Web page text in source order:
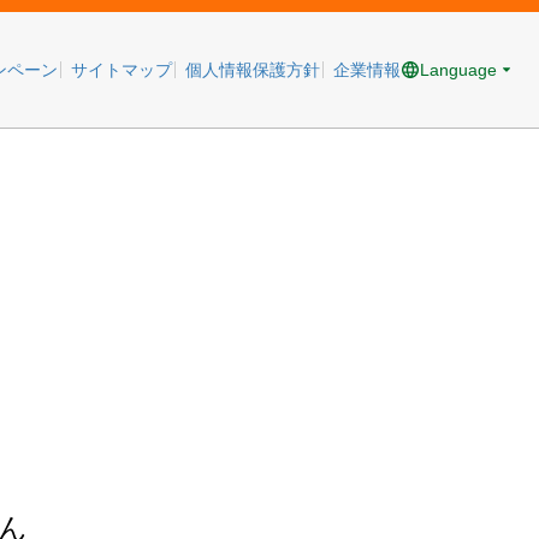
ペーン サイトマップ 個人情報保護方針 企業情報 Language